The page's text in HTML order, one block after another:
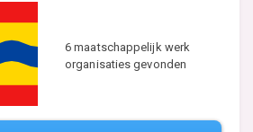
6 maatschappelijk werk
organisaties gevonden